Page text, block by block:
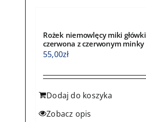
Rożek niemowlęcy miki główki
czerwona z czerwonym minky
55,00zł
Dodaj do koszyka
Zobacz opis